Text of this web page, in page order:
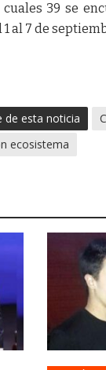
39 se
1 al 7 de
de esta noticia
ecosistema